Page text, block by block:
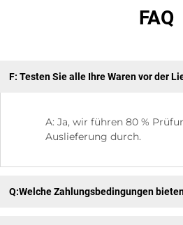
FAQ
F: Testen Sie alle Ihre Waren vor der
A: Ja, wir führen 80 %
Auslieferung durch.
Q:Welche Zahlungsbedingungen